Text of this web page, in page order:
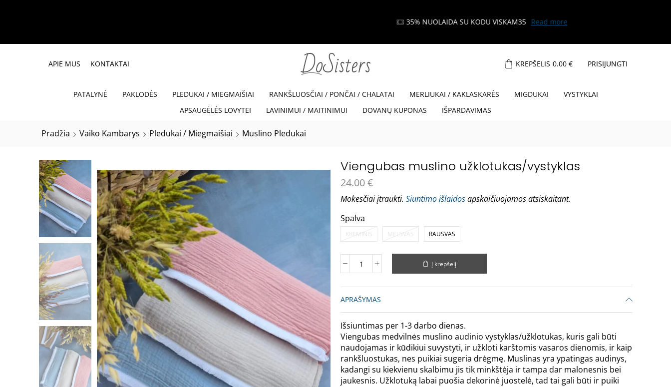
Read more
APIE MUS KONTAKTAI KREPŠELIS 0.00 € PRISIJUNGTI
PATALYNĖ PAKLODĖS PLEDUKAI / MIEGMAIŠIAI RANKŠLUOSČIAI / PONČAI / CHALATAI MERLIUKAI / KAKLASKARĖS MIGDUKAI
VYSTYKLAI
APSAUGĖLĖS LOVYTEI
LAVINIMUI / MAITINIMUI DOVANŲ KUPONAS IŠPARDAVIMAS
Pradžia Vaiko Kambarys Pledukai / Miegmaišiai Muslino Pledukai
Viengubas muslino užklotukas/vystyklas
24.00€
Mokesčiai įtraukti. Siuntimo išlaidosapskaičiuojamos atsiskaitant.
Spalva
KREMINIS MELSVAS RAUSVAS
Į krepšelį
APRAŠYMAS
Išsiuntimas per 1-3 darbo dienas.
Viengubas medvilnės muslino audinio vystyklas/užklotukas, kuris gali būti
naudojamas ir kūdikiui suvystyti, ir užkloti karštomis vasaros dienomis, ir kaip
rankšluostukas, nes puikiai sugeria drėgmę. Muslinas yra ypatingas audinys,
kadangi su kiekvienu skalbimu jis tik minkštėja ir tampa dar malonesnis bei
jaukesnis. Užklotuką labai puošia dekorinė juostelė, tad tai gali būti ir puiki